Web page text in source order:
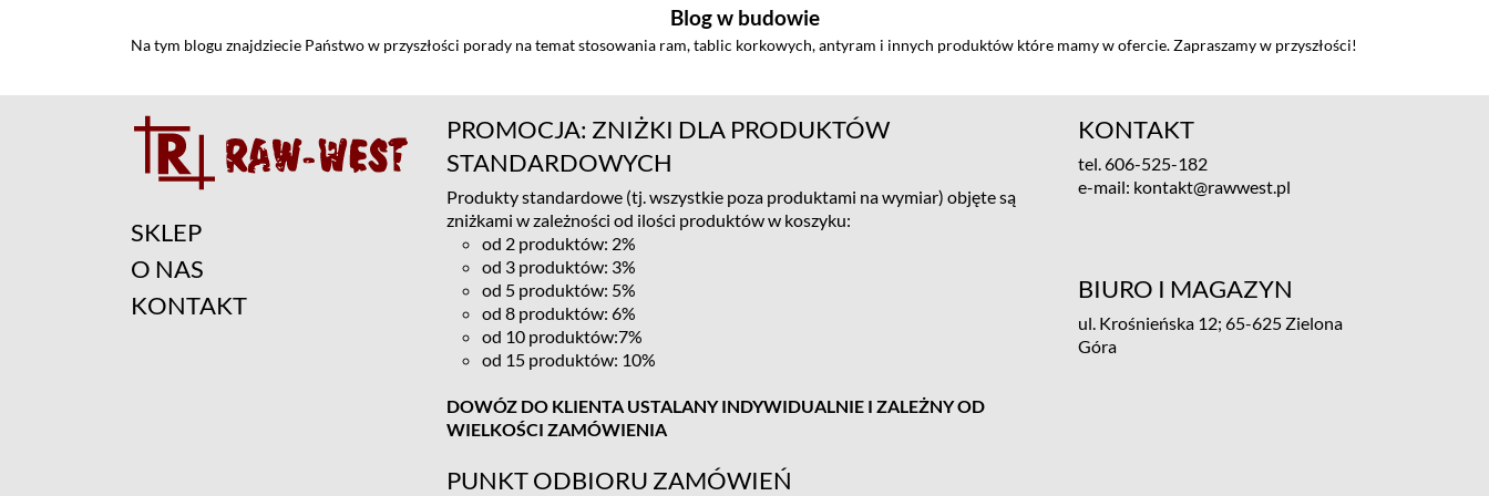
Blog w budowie
Na tym blogu znajdziecie Państwo w przyszłości porady na temat stosowania ram, tablic korkowych, antyram i innych produktów które mamy w ofercie. Zapraszamy w przyszłości!
SKLEP
O NAS
KONTAKT
PROMOCJA: ZNIŻKI DLA PRODUKTÓW
STANDARDOWYCH
Produkty standardowe (tj. wszystkie poza produktami na wymiar) objęte są
zniżkami w zależności od ilości produktów w koszyku:
od 2 produktów: 2%
od 3 produktów: 3%
od 5 produktów: 5%
od 8 produktów: 6%
od 10 produktów:7%
od 15 produktów: 10%
DOWÓZ DO KLIENTA USTALANY INDYWIDUALNIE I ZALEŻNY OD
WIELKOŚCI ZAMÓWIENIA
PUNKT ODBIORU ZAMÓWIEŃ
KONTAKT
tel. 606-525-182
e-mail: kontakt@rawwest.pl
BIURO I MAGAZYN
ul. Krośnieńska 12; 65-625 Zielona
Góra